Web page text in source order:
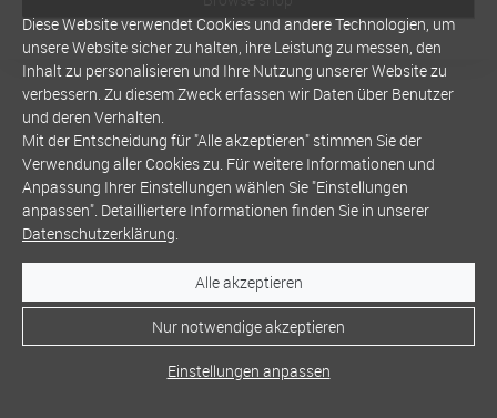
Diese Website verwendet Cookies und andere Technologien, um
unsere Website sicher zu halten, ihre Leistung zu messen, den
Inhalt zu personalisieren und Ihre Nutzung unserer Website zu
verbessern. Zu diesem Zweck erfassen wir Daten über Benutzer
und deren Verhalten.
Mit der Entscheidung für "Alle akzeptieren" stimmen Sie der
Verwendung aller Cookies zu. Für weitere Informationen und
Anpassung Ihrer Einstellungen wählen Sie "Einstellungen
anpassen". Detailliertere Informationen finden Sie in unserer
Datenschutzerklärung.
Alle akzeptieren
Nur notwendige akzeptieren
Einstellungen anpassen